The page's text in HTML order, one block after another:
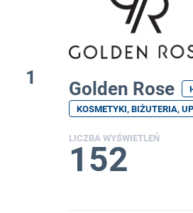
1
Golden Rose
KOSMETYKI, BIŻUTERIA,
LICZBA WYŚWIETLEŃ
152